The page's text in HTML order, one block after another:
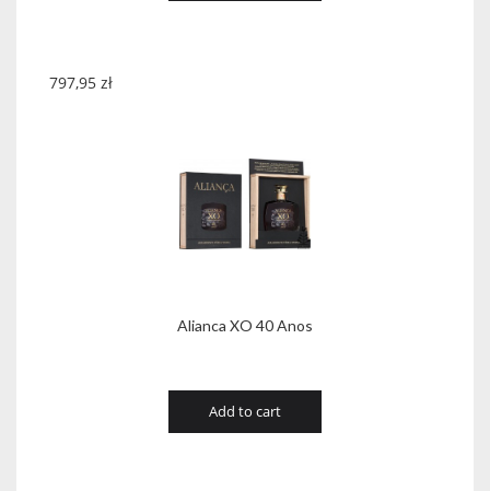
Alianca XO 40 Anos
797,95 zł
Add to cart